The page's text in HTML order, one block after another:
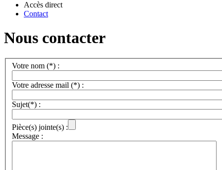
Accès direct
Contact
Nous contacter
Votre nom (*) :
Votre adresse mail (*) :
Sujet(*) :
Pièce(s) jointe(s) :
Message :